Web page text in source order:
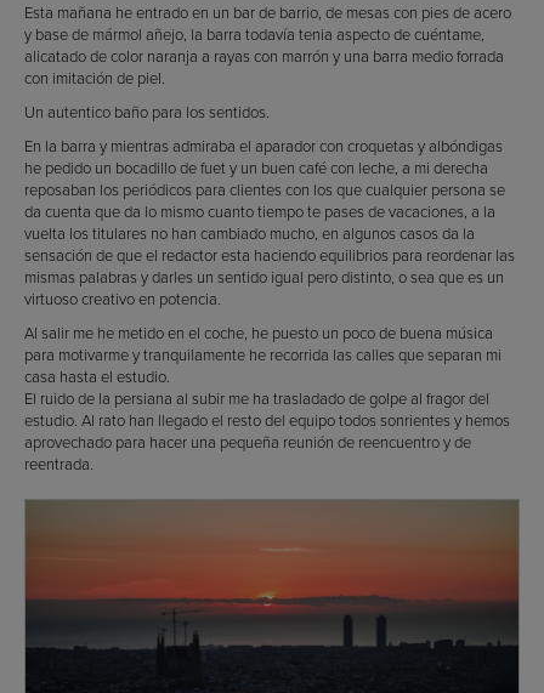
Esta mañana he entrado en un bar de barrio, de mesas con pies de acero
y base de mármol añejo, la barra todavía tenia aspecto de cuéntame,
alicatado de color naranja a rayas con marrón y una barra medio forrada
con imitación de piel.
Un autentico baño para los sentidos.
En la barra y mientras admiraba el aparador con croquetas y albóndigas
he pedido un bocadillo de fuet y un buen café con leche, a mi derecha
reposaban los periódicos para clientes con los que cualquier persona se
da cuenta que da lo mismo cuanto tiempo te pases de vacaciones, a la
vuelta los titulares no han cambiado mucho, en algunos casos da la
sensación de que el redactor esta haciendo equilibrios para reordenar las
mismas palabras y darles un sentido igual pero distinto, o sea que es un
virtuoso creativo en potencia.
Al salir me he metido en el coche, he puesto un poco de buena música
para motivarme y tranquilamente he recorrida las calles que separan mi
casa hasta el estudio.
El ruido de la persiana al subir me ha trasladado de golpe al fragor del
estudio. Al rato han llegado el resto del equipo todos sonrientes y hemos
aprovechado para hacer una pequeña reunión de reencuentro y de
reentrada.